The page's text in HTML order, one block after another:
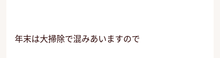
年末は大掃除で混みあいますので